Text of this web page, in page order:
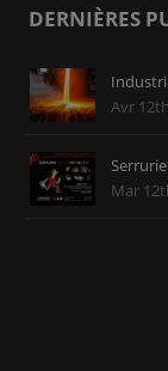
DERNIÈRES
Avr
Mar